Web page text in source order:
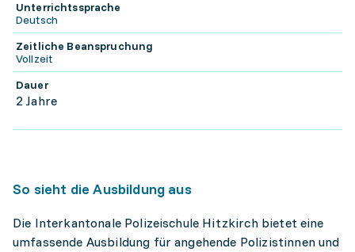
Unterrichtssprache
Deutsch
Zeitliche Beanspruchung
Vollzeit
Dauer
2 Jahre
So sieht die Ausbildung aus
Die Interkantonale Polizeischule Hitzkirch bietet eine
umfassende Ausbildung für angehende Polizistinnen und